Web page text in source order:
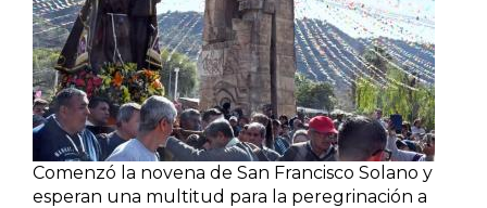
Comenzó la novena de San Francisco Solano y
esperan una multitud para la peregrinación a